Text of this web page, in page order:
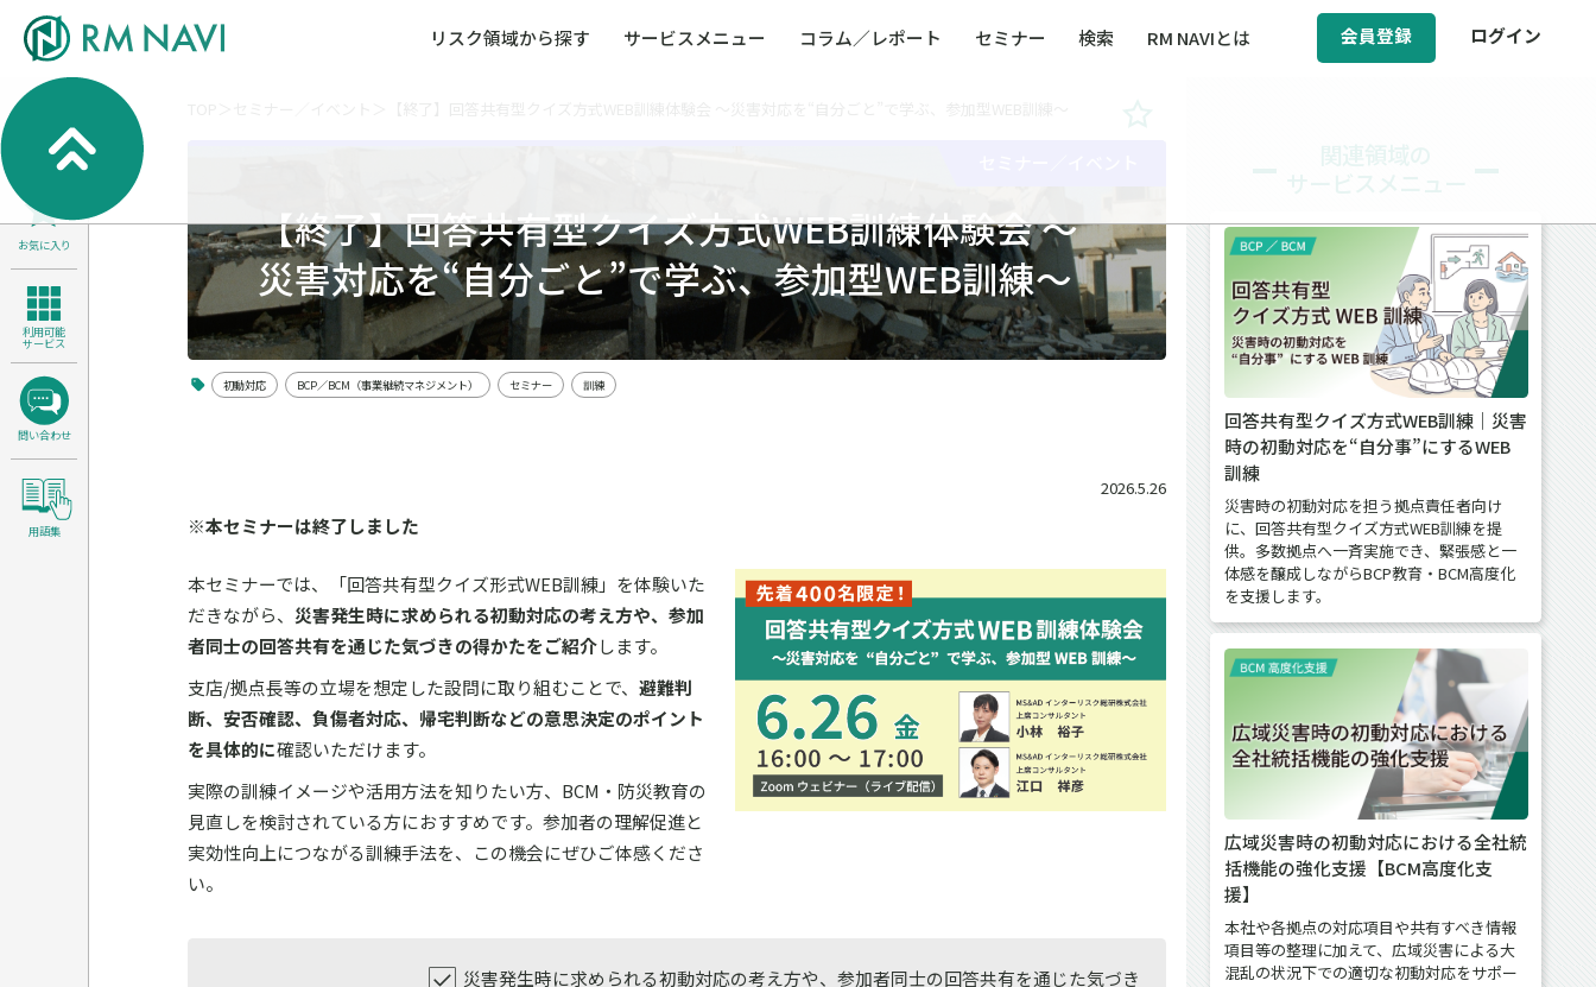
リスク領域から探す サービスメニュー コラム／レポート セミナー 検索 RM NAVIとは 会員登録 ログイン
BCP／BCM（事業継続マネジメント）
サステナビリティ経営支援
人権・人的資本課題解決支援
安全文化醸成／労働安全衛生
医療／介護／障害福祉／子ども・児童福祉等
全社的リスク管理（ERM）
危機管理
製品安全・食品安全
コンプライアンス・内部統制 海外
検索
お気に入り
利用可能
サービス
問い合わせ
用語集
【終了】回答共有型クイズ方式WEB訓練体験会 ～
災害対応を“自分ごと”で学ぶ、参加型WEB訓練～
初動対応 BCP／BCM（事業継続マネジメント） セミナー 訓練
2026.5.26
※本セミナーは終了しました
本セミナーでは、「回答共有型クイズ形式WEB訓練」を体験いた
だきながら、 災害発生時に求められる初動対応の考え方や、参加
者同士の回答共有を通じた気づきの得かたをご紹介します。
支店/拠点長等の立場を想定した設問に取り組むことで、 避難判
断、安否確認、負傷者対応、帰宅判断などの意思決定のポイント
を具体的に確認いただけます。
実際の訓練イメージや活用方法を知りたい方、BCM・防災教育の
見直しを検討されている方におすすめです。参加者の理解促進と
実効性向上につながる訓練手法を、この機会にぜひご体感くださ
い。
災害発生時に求められる初動対応の考え方や、参加者同士の回答共有を通じた気づき
回答共有型クイズ方式WEB訓練｜災害
時の初動対応を“自分事”にするWEB
訓練
災害時の初動対応を担う拠点責任者向け
に、回答共有型クイズ方式WEB訓練を提
供。多数拠点へ一斉実施でき、緊張感と一
体感を醸成しながらBCP教育・BCM高度化
を支援します。
広域災害時の初動対応における全社統
括機能の強化支援【BCM高度化支
援】
本社や各拠点の対応項目や共有すべき情報
項目等の整理に加えて、広域災害による大
混乱の状況下での適切な初動対応をサポー